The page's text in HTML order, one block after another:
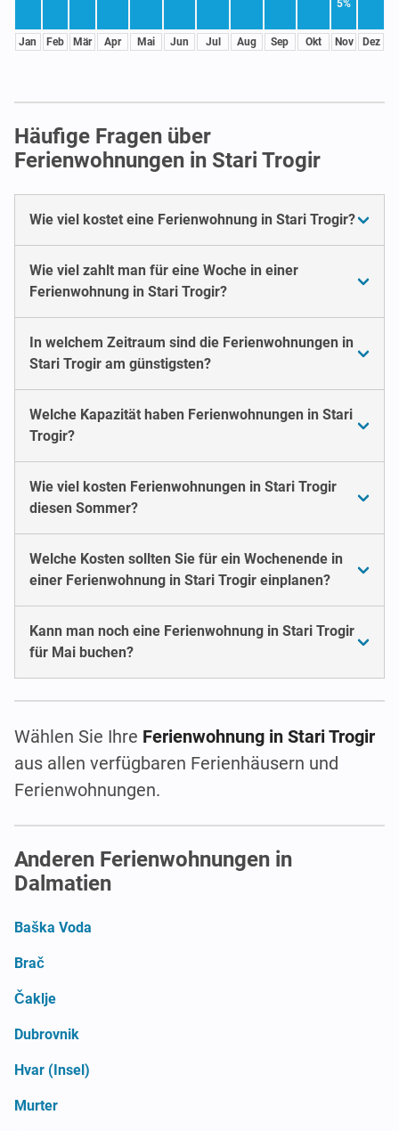
Jan Feb Mär Apr Mai Jun Jul Aug Sep Okt
5%
Nov Dez
Häufige Fragen über
Ferienwohnungen in Stari Trogir
Wie viel kostet eine Ferienwohnung in Stari Trogir?
Wie viel zahlt man für eine Woche in einer
Ferienwohnung in Stari Trogir?
In welchem Zeitraum sind die Ferienwohnungen in
Stari Trogir am günstigsten?
Welche Kapazität haben Ferienwohnungen in Stari
Trogir?
Wie viel kosten Ferienwohnungen in Stari Trogir
diesen Sommer?
Welche Kosten sollten Sie für ein Wochenende in
einer Ferienwohnung in Stari Trogir einplanen?
Kann man noch eine Ferienwohnung in Stari Trogir
für Mai buchen?
Wählen Sie Ihre Ferienwohnung in Stari Trogir
aus allen verfügbaren Ferienhäusern und
Ferienwohnungen.
Anderen Ferienwohnungen in
Dalmatien
Baška Voda
Brač
Čaklje
Dubrovnik
Hvar (Insel)
Murter